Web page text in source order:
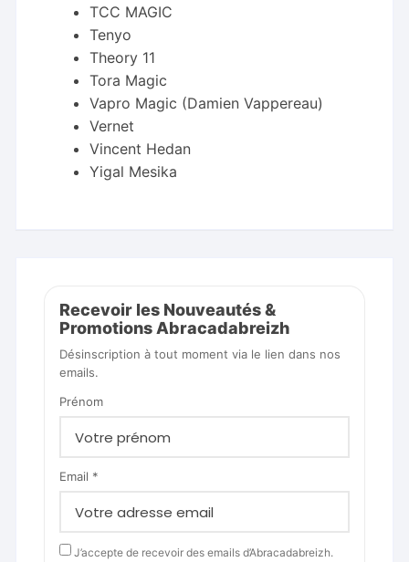
TCC MAGIC
Tenyo
Theory 11
Tora Magic
Vapro Magic (Damien Vappereau)
Vernet
Vincent Hedan
Yigal Mesika
Recevoir les Nouveautés &
Promotions Abracadabreizh
Désinscription à tout moment via le lien dans nos
emails.
Prénom
Email *
J’accepte de recevoir des emails d’Abracadabreizh.